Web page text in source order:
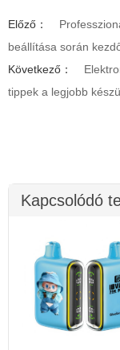
Előző：
beállítása során
Következő：
tippek a legjobb
Kapcsolódó